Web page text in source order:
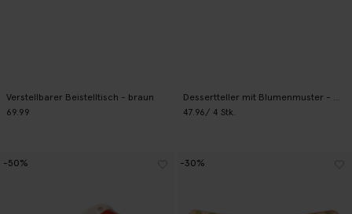
Verstellbarer Beistelltisch - braun
69.99
Dessertteller mit Blumenmuster - mehrfarbig
47.96/ 4 Stk.
-50% -30%